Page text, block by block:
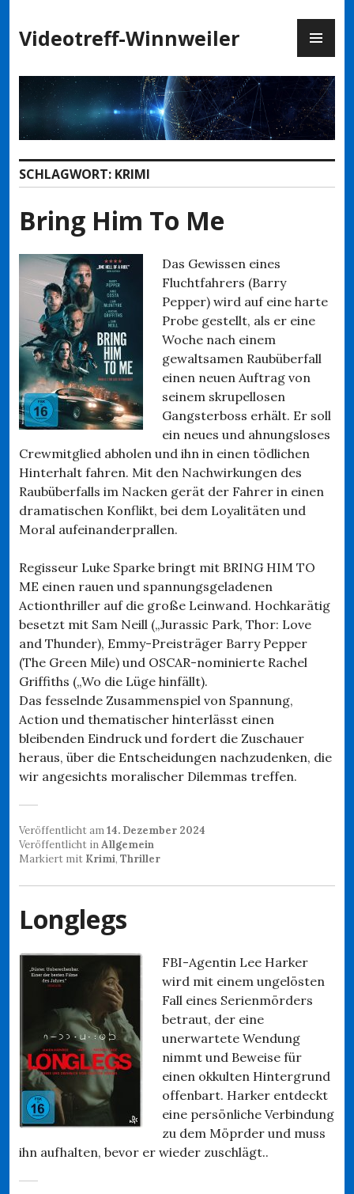
Inhalt
springen
Videotreff-Winnweiler
SCHLAGWORT: KRIMI
Bring Him To Me
Das Gewissen eines
Fluchtfahrers (Barry
Pepper) wird auf eine harte
Probe gestellt, als er eine
Woche nach einem
gewaltsamen Raubüberfall
einen neuen Auftrag von
seinem skrupellosen
Gangsterboss erhält. Er soll
ein neues und ahnungsloses
Crewmitglied abholen und ihn in einen tödlichen
Hinterhalt fahren. Mit den Nachwirkungen des
Raubüberfalls im Nacken gerät der Fahrer in einen
dramatischen Konflikt, bei dem Loyalitäten und
Moral aufeinanderprallen.
Regisseur Luke Sparke bringt mit BRING HIM TO
ME einen rauen und spannungsgeladenen
Actionthriller auf die große Leinwand. Hochkarätig
besetzt mit Sam Neill („Jurassic Park, Thor: Love
and Thunder), Emmy-Preisträger Barry Pepper
(The Green Mile) und OSCAR-nominierte Rachel
Griffiths („Wo die Lüge hinfällt).
Das fesselnde Zusammenspiel von Spannung,
Action und thematischer hinterlässt einen
bleibenden Eindruck und fordert die Zuschauer
heraus, über die Entscheidungen nachzudenken, die
wir angesichts moralischer Dilemmas treffen.
Veröffentlicht am14. Dezember 2024
Veröffentlicht inAllgemein
Markiert mit Krimi, Thriller
Longlegs
FBI-Agentin Lee Harker
wird mit einem ungelösten
Fall eines Serienmörders
betraut, der eine
unerwartete Wendung
nimmt und Beweise für
einen okkulten Hintergrund
offenbart. Harker entdeckt
eine persönliche Verbindung
zu dem Möprder und muss
ihn aufhalten, bevor er wieder zuschlägt..